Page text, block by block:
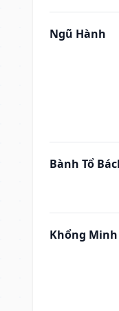
Ngũ Hành
Bành Tổ
Khổng